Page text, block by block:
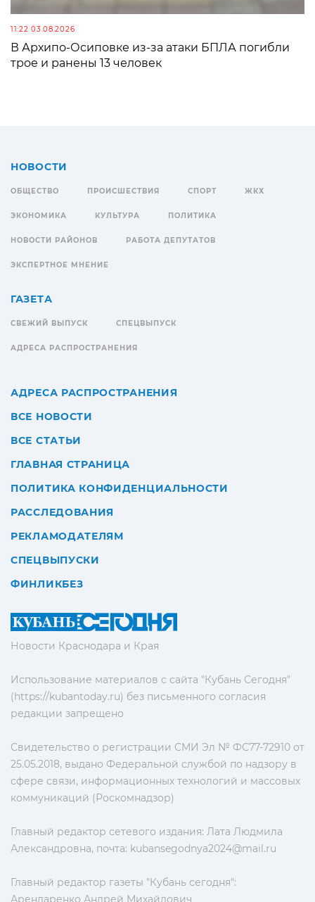
11:22 03.08.2026
В Архипо-Осиповке из-за атаки БПЛА погибли
трое и ранены 13 человек
Новости Краснодара и Края
Использование материалов с сайта "Кубань Сегодня"
(https://kubantoday.ru) без письменного согласия
редакции запрещено
Свидетельство о регистрации СМИ Эл № ФС77-72910 от
25.05.2018, выдано Федеральной службой по надзору в
сфере связи, информационных технологий и массовых
коммуникаций (Роскомнадзор)
Главный редактор сетевого издания: Лата Людмила
Александровна, почта: kubansegodnya2024@mail.ru
Главный редактор газеты "Кубань сегодня":
Арендаренко Андрей Михайлович
НОВОСТИ
ОБЩЕСТВО ПРОИСШЕСТВИЯ СПОРТ ЖКХ
ЭКОНОМИКА КУЛЬТУРА ПОЛИТИКА
НОВОСТИ РАЙОНОВ РАБОТА ДЕПУТАТОВ
ЭКСПЕРТНОЕ МНЕНИЕ
ГАЗЕТА
СВЕЖИЙ ВЫПУСК СПЕЦВЫПУСК
АДРЕСА РАСПРОСТРАНЕНИЯ
АДРЕСА РАСПРОСТРАНЕНИЯ
ВСЕ НОВОСТИ
ВСЕ СТАТЬИ
ГЛАВНАЯ СТРАНИЦА
ПОЛИТИКА КОНФИДЕНЦИАЛЬНОСТИ
РАССЛЕДОВАНИЯ
РЕКЛАМОДАТЕЛЯМ
СПЕЦВЫПУСКИ
ФИНЛИКБЕЗ